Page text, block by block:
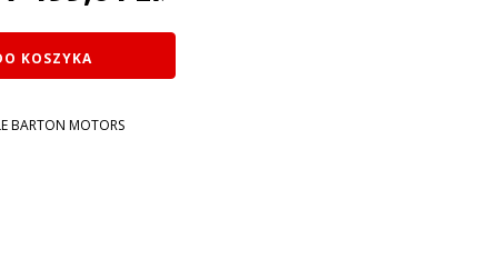
KOSZYKA
BARTON MOTORS